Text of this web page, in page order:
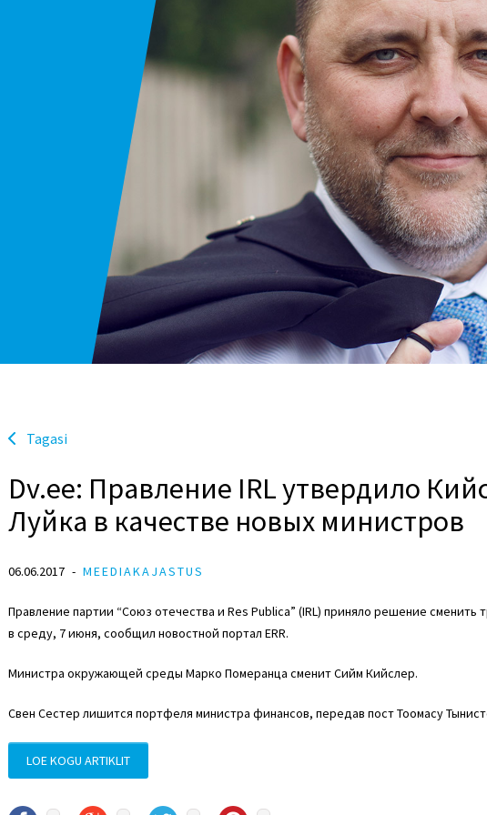
Tagasi
Dv.ee: Правление IRL утвердило
Луйка в качестве новых министров
06.06.2017 MEEDIAKAJASTUS
Правление партии “Союз отечества и Res Publica” (IRL) приняло решение сменить
в среду, 7 июня, сообщил новостной портал ERR.
Министра окружающей среды Марко Померанца сменит Сийм Кийслер.
Свен Сестер лишится портфеля министра финансов, передав пост Тоомасу
LOE KOGU ARTIKLIT